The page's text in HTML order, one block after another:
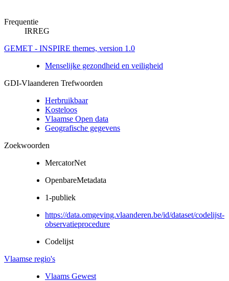
Frequentie
IRREG
GEMET - INSPIRE themes, version 1.0
Menselijke gezondheid en veiligheid
GDI-Vlaanderen Trefwoorden
Herbruikbaar
Kosteloos
Vlaamse Open data
Geografische gegevens
Zoekwoorden
MercatorNet
OpenbareMetadata
1-publiek
https://data.omgeving.vlaanderen.be/id/dataset/codelijst-
observatieprocedure
Codelijst
Vlaamse regio's
Vlaams Gewest